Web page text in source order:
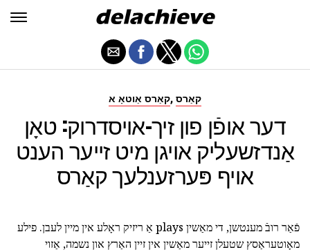
קאַרס אַוטאָ א, קאַרס
דער אופֿן פון זיך-אויסדרוק: טאָן
אַנדזשעליק אויגן מיט זייער הענט
אויף פּערזענלעך קאַרס
פֿאַר רובֿ מענטשן, די מאַשין plays אַ ריזיק ראָלע אין מיין לעבן. פילע
מאָוטעראַסץ שטעלן זייער מאַשין אין זיין האַרץ און נשמה, אַזוי